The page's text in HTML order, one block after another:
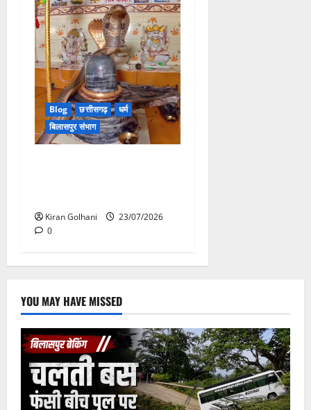
Blog छत्तीसगढ़
धर्म
बिलासपुर संभाग
Kiran Golhani
23/07/2026
0
YOU MAY HAVE MISSED